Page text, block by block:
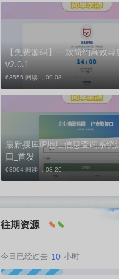
【免费源码】一款简约高效
v2.0.1
63555 阅读 ， 09-08
最新搜库IP地址信息查询系统
口_首发
63004 阅读 ， 08-26
往期资源
今日已经过去 10 小时